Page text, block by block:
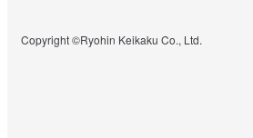
Copyright ©Ryohin Keikaku Co., Ltd.